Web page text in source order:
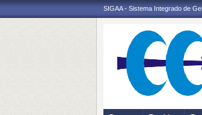
SIGAA - Sistema Integrado de